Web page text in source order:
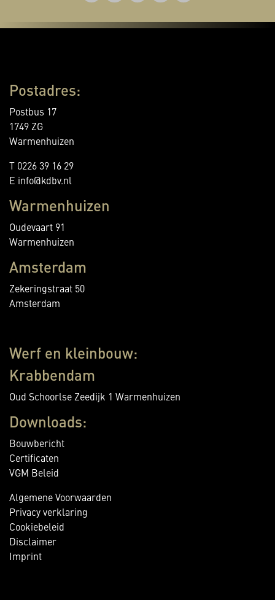
Postadres:
Postbus 17
1749 ZG
Warmenhuizen
T 0226 39 16 29
E info@kdbv.nl
Warmenhuizen
Oudevaart 91
Warmenhuizen
Amsterdam
Zekeringstraat 50
Amsterdam
Werf en kleinbouw:
Krabbendam
Oud Schoorlse Zeedijk 1 Warmenhuizen
Downloads:
Bouwbericht
Certificaten
VGM Beleid
Algemene Voorwaarden
Privacy verklaring
Cookiebeleid
Disclaimer
Imprint